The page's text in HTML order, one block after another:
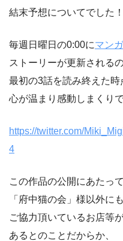
結末予想についてでした！
毎週日曜日の0:00にマン
ストーリーが更新される
最初の3話を読み終えた時
心が温まり感動しまくり
https://twitter.com/
4
この作品の公開にあたって
「府中猫の会」様以外にも
ご協力頂いているお店等
あるとのことだからか、